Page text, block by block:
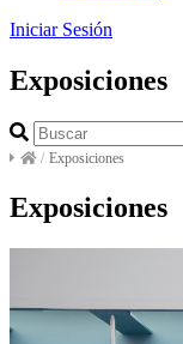
Iniciar Sesión
Exposiciones
/ Exposiciones
Exposiciones